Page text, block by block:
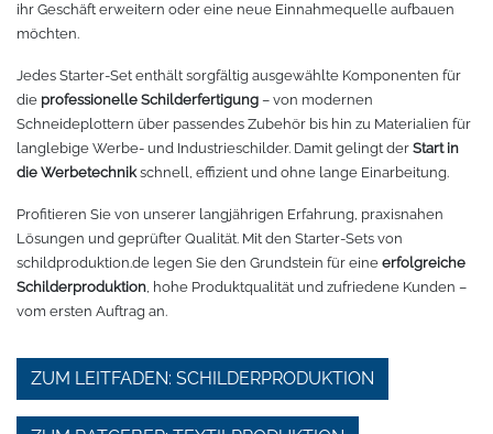
Großformatdrucker
Direct-to-Film Drucker
Solventdrucker
Sublimationsdrucker
Stickmaschinen
3D-Drucker
Oracal 651
Oracal 751
Oracal 951
Oracal 961
Oracal 970 Matt
Oracal 970RA
Oracal 451
Ioline
ANA-GRAPH
Foison
P-Cut
Mimaki
Mutoh
Redsail
Hemden
T-Shirts
Jacken
Caps
Taschen
Tüten
Sport
Leasing
Gut loslegen mit dem Startpacket
Angebote
Anmelden
ihr Geschäft erweitern oder eine neue Einnahmequelle aufbauen
möchten.
Jedes Starter-Set enthält sorgfältig ausgewählte Komponenten für
die professionelle Schilderfertigung – von modernen
Schneideplottern über passendes Zubehör bis hin zu Materialien für
langlebige Werbe- und Industrieschilder. Damit gelingt der Start in
die Werbetechnikschnell, effizient und ohne lange Einarbeitung.
Profitieren Sie von unserer langjährigen Erfahrung, praxisnahen
Lösungen und geprüfter Qualität. Mit den Starter-Sets von
schildproduktion.de legen Sie den Grundstein für eine erfolgreiche
Schilderproduktion, hohe Produktqualität und zufriedene Kunden –
vom ersten Auftrag an.
ZUM LEITFADEN: SCHILDERPRODUKTION